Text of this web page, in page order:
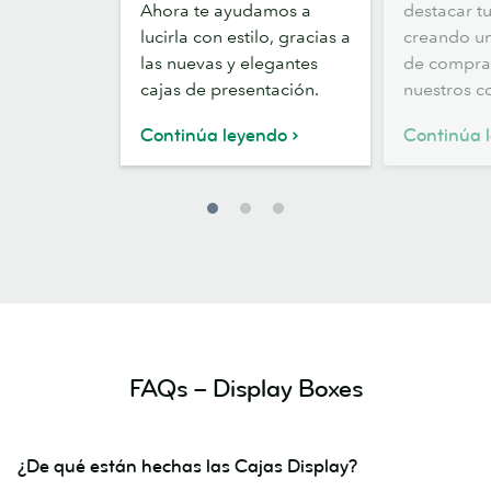
presentación
Ahora te ayudamos a
lucirla con estilo, gracias a
las nuevas y elegantes
cajas de presentación.
Continúa leyendo
visual
destacar
creando
de
nuestros
Continúa
FAQs – Display Boxes
¿De qué están hechas las Cajas Display?